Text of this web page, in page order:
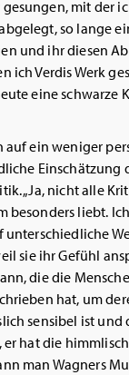
mit der
so lange
und ihr diesen
ich Verdis Werk
eine schwarze
auf ein weniger
Einschätzung
„Ja, nicht alle
besonders liebt.
sie ihr Gefühl
die die
hat, um
sensibel ist
hat die
man Wagners